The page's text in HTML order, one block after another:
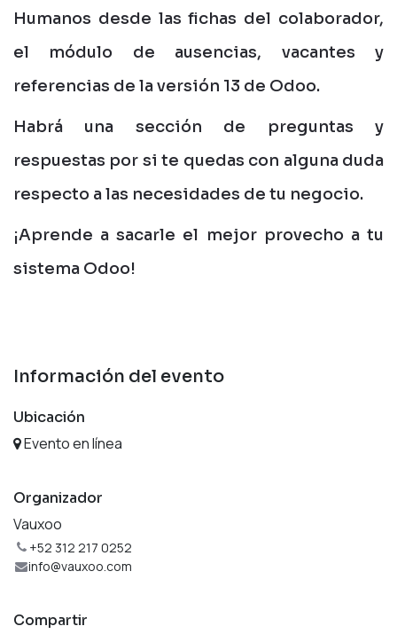
Humanos desde las fichas del colaborador,
el módulo de ausencias, vacantes y
referencias de la versión 13 de Odoo.
Habrá una sección de preguntas y
respuestas por si te quedas con alguna duda
respecto a las necesidades de tu negocio.
¡Aprende a sacarle el mejor provecho a tu
sistema Odoo!
Información del evento
Ubicación
Evento en línea
Organizador
Vauxoo
+52 312 217 0252
info@vauxoo.com
Compartir